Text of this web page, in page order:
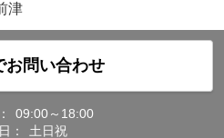
津
お問い合わせ
09:00～18:00
：
土日祝